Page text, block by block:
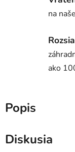
na
ako
Popis
Diskusia